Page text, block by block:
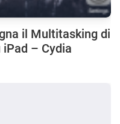
il Multitasking di
iPad – Cydia